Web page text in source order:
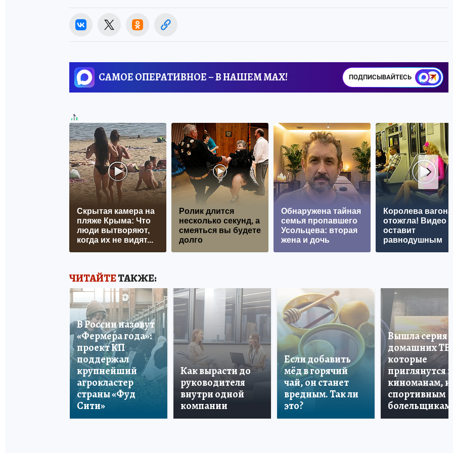
САМОЕ ОПЕРАТИВНОЕ – В НАШЕМ MAX! ПОДПИСЫВАЙТЕСЬ
Скрытая камера на
пляже Крыма: Что
люди вытворяют,
когда их не видят...
Ролик длится
несколько секунд, а
смеяться вы будете
долго
Обнаружена тайная
семья пропавшего
Усольцева: вторая
жена и дочь
Королева вагона
отожгла! Видео
оставит
равнодушным
ЧИТАЙТЕТАКЖЕ:
В России назовут
«Фермера года»:
проект КП
поддержал
крупнейший
агрокластер
страны «Фуд
Сити»
Как вырасти до
руководителя
внутри одной
компании
Если добавить
мёд в горячий
чай, он станет
вредным. Так ли
это?
Вышла серия
домашних ТВ,
которые
приглянутся и
киноманам, и
спортивным
болельщикам